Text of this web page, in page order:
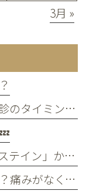
3月 »
永久歯が生えてこない？原因と受診のタイミングについて
歯に黒い線が…それ、「ブラックステイン」かもしれません！
歯磨きで歯茎から血が出る原因は？痛みがなくても受診すべき判断基準